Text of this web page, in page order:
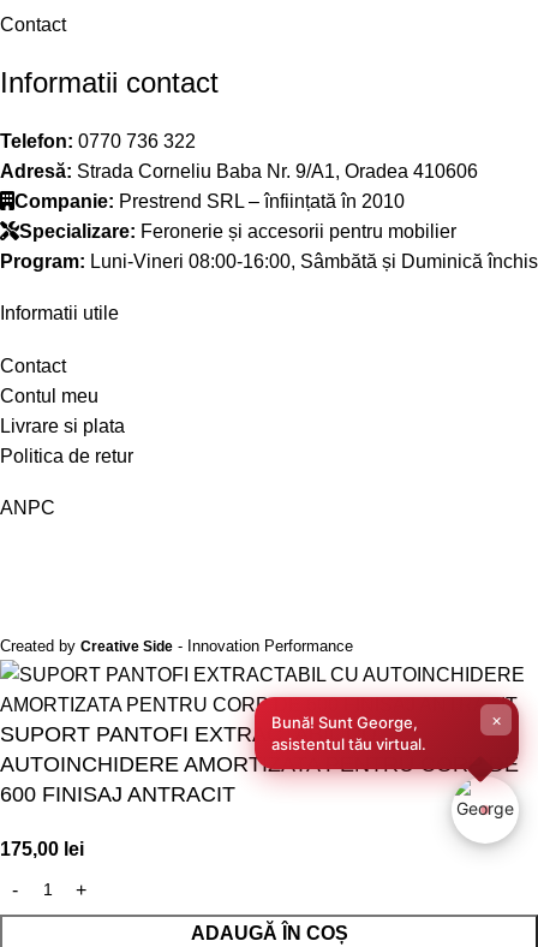
Contact
Informatii contact
Telefon: 0770 736 322
Adresă: Strada Corneliu Baba Nr. 9/A1, Oradea 410606
Companie: Prestrend SRL – înființată în 2010
Specializare: Feronerie și accesorii pentru mobilier
Program: Luni-Vineri 08:00-16:00, Sâmbătă și Duminică închis
Informatii utile
Contact
Contul meu
Livrare si plata
Politica de retur
ANPC
Created by Creative Side - Innovation Performance
SUPORT PANTOFI EXTRACTABIL CU
AUTOINCHIDERE AMORTIZATA PENTRU CORP DE
600 FINISAJ ANTRACIT
175,00 lei
ADAUGĂ ÎN COȘ
Bună! Sunt George,
asistentul tău virtual.
×